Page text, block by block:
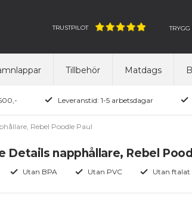
TRUSTPILOT
Tillbehör Matdags
Leveranstid: 1-5 arbetsdagar
Rebel Poodle Paul
Details napphållare, Rebel
Utan BPA Utan PVC Utan ftalat